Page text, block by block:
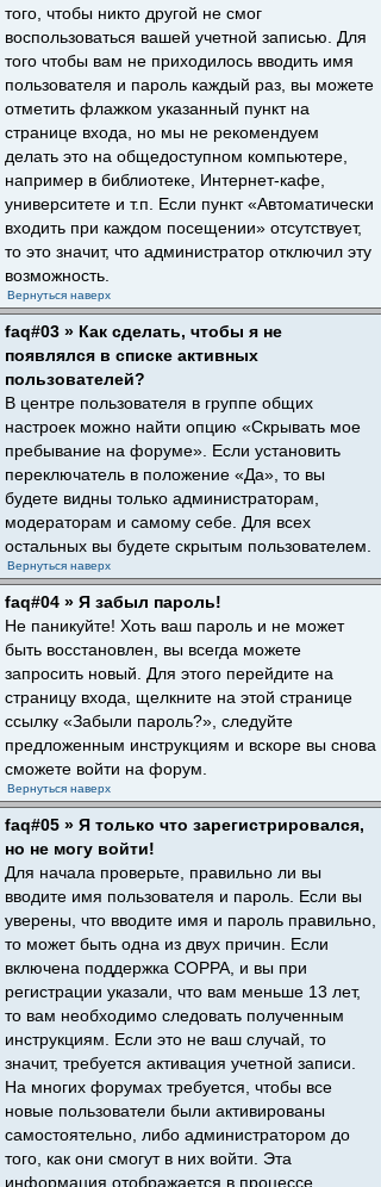
того, чтобы никто другой не смог
воспользоваться вашей учетной записью. Для
того чтобы вам не приходилось вводить имя
пользователя и пароль каждый раз, вы можете
отметить флажком указанный пункт на
странице входа, но мы не рекомендуем
делать это на общедоступном компьютере,
например в библиотеке, Интернет-кафе,
университете и т.п. Если пункт «Автоматически
входить при каждом посещении» отсутствует,
то это значит, что администратор отключил эту
возможность.
Вернуться наверх
faq#03 » Как сделать, чтобы я не
появлялся в списке активных
пользователей?
В центре пользователя в группе общих
настроек можно найти опцию «Скрывать мое
пребывание на форуме». Если установить
переключатель в положение «Да», то вы
будете видны только администраторам,
модераторам и самому себе. Для всех
остальных вы будете скрытым пользователем.
Вернуться наверх
faq#04 » Я забыл пароль!
Не паникуйте! Хоть ваш пароль и не может
быть восстановлен, вы всегда можете
запросить новый. Для этого перейдите на
страницу входа, щелкните на этой странице
ссылку «Забыли пароль?», следуйте
предложенным инструкциям и вскоре вы снова
сможете войти на форум.
Вернуться наверх
faq#05 » Я только что зарегистрировался,
но не могу войти!
Для начала проверьте, правильно ли вы
вводите имя пользователя и пароль. Если вы
уверены, что вводите имя и пароль правильно,
то может быть одна из двух причин. Если
включена поддержка COPPA, и вы при
регистрации указали, что вам меньше 13 лет,
то вам необходимо следовать полученным
инструкциям. Если это не ваш случай, то
значит, требуется активация учетной записи.
На многих форумах требуется, чтобы все
новые пользователи были активированы
самостоятельно, либо администратором до
того, как они смогут в них войти. Эта
информация отображается в процессе